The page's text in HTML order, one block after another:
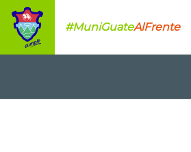
#MuniGuateAlFrente